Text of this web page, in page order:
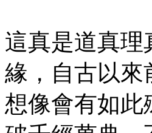
這真是道真理
緣，自古以來
想像會有如此